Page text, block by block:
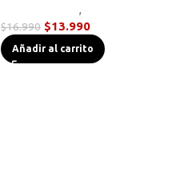
,
$16.990 $13.990
Añadir al carrito